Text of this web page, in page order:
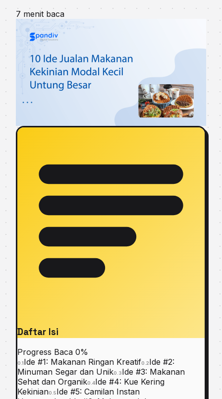
7 menit baca
Daftar Isi
Progress Baca 0%
0.1Ide #1: Makanan Ringan Kreatif0.2Ide #2:
Minuman Segar dan Unik0.3Ide #3: Makanan
Sehat dan Organik0.4Ide #4: Kue Kering
Kekinian0.5Ide #5: Camilan Instan